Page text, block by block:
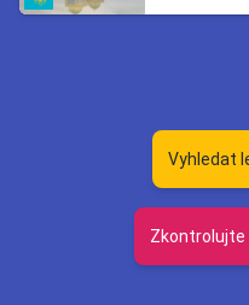
Vyhledat
Zkontrolujte